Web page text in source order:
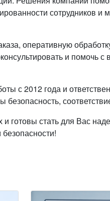
сотрудников и
оперативную
и помочь
2012 года и
готовы стать для Вас